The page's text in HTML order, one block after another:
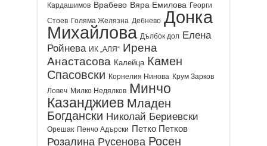
Кардашимов Врабево Вяра Емилова Георги
Стоев Голяма Желязна Дебнево Донка
Михайлова Дълбок дол Елена
Ройнева ИК „АЛЯ“ Ирена
Анастасова Калейца Камен
Спасовски Корнелия Нинова Крум Зарков
Ловеч Милко Недялков Минчо
Казанджиев Младен
Богдански Николай Бериевски
Орешак Пенчо Адърски Петко Петков
Розалина Русенова Росен